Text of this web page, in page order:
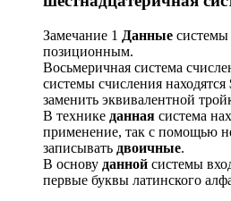
Замечание 1 Данные системы
позиционным.
Восьмеричная система
системы счисления
заменить эквивалентной
В технике данная система
применение, так с помощью
записывать двоичные.
В основу данной системы
первые буквы латинского